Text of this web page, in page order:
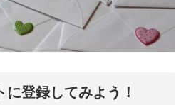
登録してみよう！